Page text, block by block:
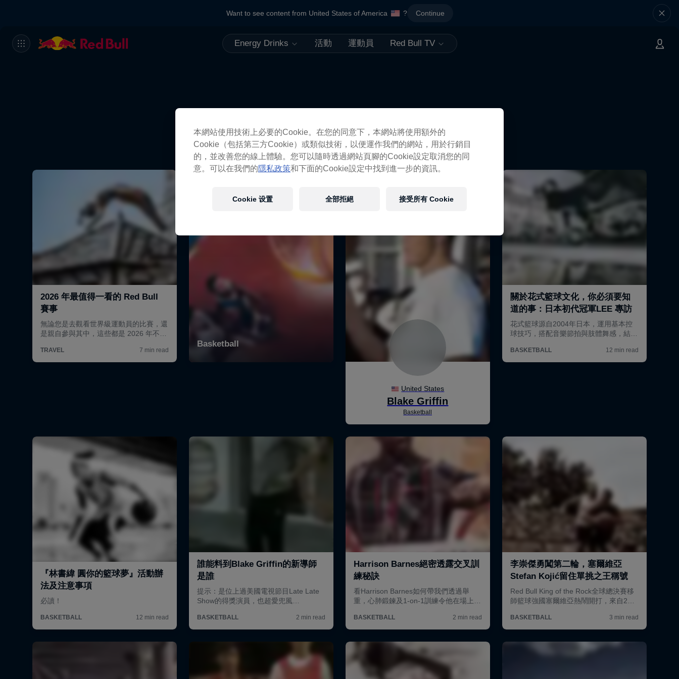
Want to see content from United States of America ? Continue
Energy Drinks 活動 運動員 Red Bull TV
更像如此
本網站使用技術上必要的Cookie。在您的同意下，本網站將使用額外的
Cookie（包括第三方Cookie）或類似技術，以便運作我們的網站，用於行銷目
的，並改善您的線上體驗。您可以隨時透過網站頁腳的Cookie設定取消您的同
意。可以在我們的隱私政策和下面的Cookie設定中找到進一步的資訊。
Cookie 设置 全部拒絕 接受所有 Cookie